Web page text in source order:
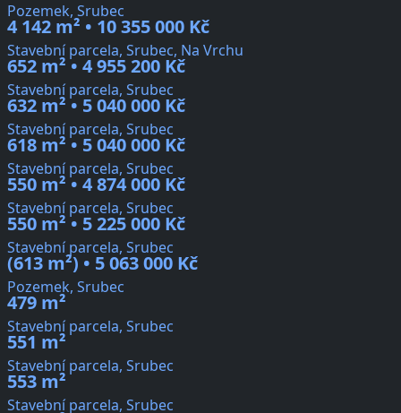
Pozemek, Srubec
4 142 m² • 10 355 000 Kč
Stavební parcela, Srubec, Na Vrchu
652 m² • 4 955 200 Kč
Stavební parcela, Srubec
632 m² • 5 040 000 Kč
Stavební parcela, Srubec
618 m² • 5 040 000 Kč
Stavební parcela, Srubec
550 m² • 4 874 000 Kč
Stavební parcela, Srubec
550 m² • 5 225 000 Kč
Stavební parcela, Srubec
(613 m²) • 5 063 000 Kč
Pozemek, Srubec
479 m²
Stavební parcela, Srubec
551 m²
Stavební parcela, Srubec
553 m²
Stavební parcela, Srubec